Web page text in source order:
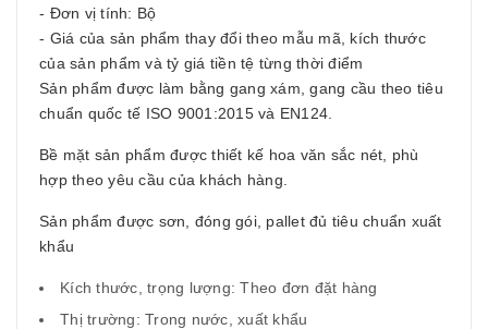
- Đơn vị tính: Bộ
- Giá của sản phẩm thay đổi theo mẫu mã, kích thước
của sản phẩm và tỷ giá tiền tệ từng thời điểm
Sản phẩm được làm bằng gang xám, gang cầu theo tiêu
chuẩn quốc tế ISO 9001:2015 và EN124.
Bề mặt sản phẩm được thiết kế hoa văn sắc nét, phù
hợp theo yêu cầu của khách hàng.
Sản phẩm được sơn, đóng gói, pallet đủ tiêu chuẩn xuất
khẩu
Kích thước, trọng lượng: Theo đơn đặt hàng
Thị trường: Trong nước, xuất khẩu